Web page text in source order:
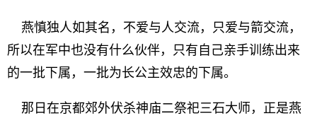
燕慎独人如其名，不爱与人交流，只爱与箭交流，
所以在军中也没有什么伙伴，只有自己亲手训练出来
的一批下属，一批为长公主效忠的下属。
那日在京都郊外伏杀神庙二祭祀三石大师，正是燕